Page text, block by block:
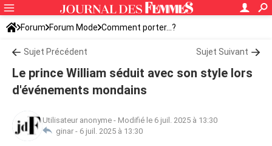
Forum Forum Mode Comment porter...?
Sujet Précédent Sujet Suivant
Le prince William séduit avec son style lors
d'événements mondains
Utilisateur anonyme - Modifié le 6 juil. 2025 à 13:30
ginar - 6 juil. 2025 à 13:30